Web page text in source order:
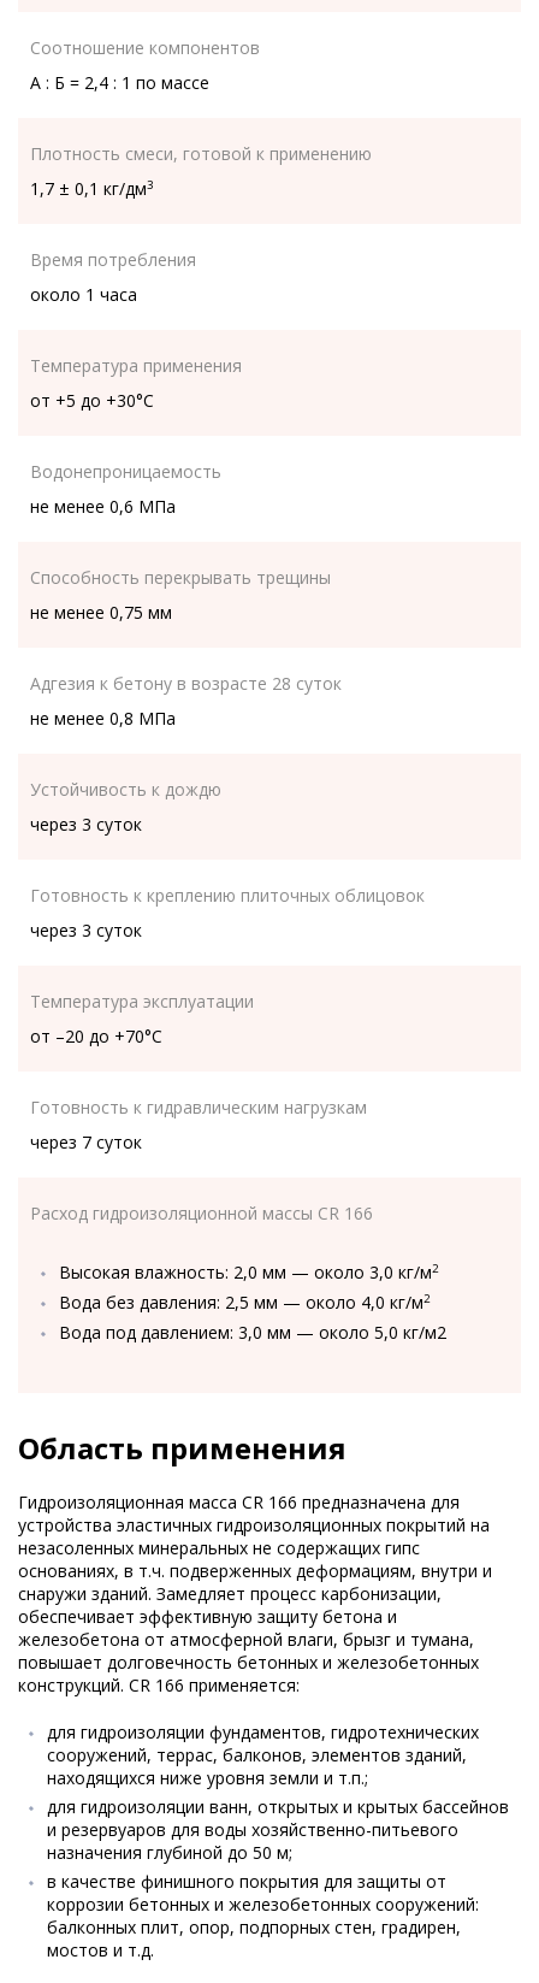
Соотношение компонентов
А : Б = 2,4 : 1 по массе
Плотность смеси, готовой к применению
1,7 ± 0,1 кг/дм3
Время потребления
около 1 часа
Температура применения
от +5 до +30°C
Водонепроницаемость
не менее 0,6 МПа
Способность перекрывать трещины
не менее 0,75 мм
Адгезия к бетону в возрасте 28 суток
не менее 0,8 МПа
Устойчивость к дождю
через 3 суток
Готовность к креплению плиточных облицовок
через 3 суток
Температура эксплуатации
от –20 до +70°C
Готовность к гидравлическим нагрузкам
через 7 суток
Расход гидроизоляционной массы CR 166
Высокая влажность: 2,0 мм — около 3,0 кг/м2
Вода без давления: 2,5 мм — около 4,0 кг/м2
Вода под давлением: 3,0 мм — около 5,0 кг/м2
Область применения
Гидроизоляционная масса CR 166 предназначена для
устройства эластичных гидроизоляционных покрытий на
незасоленных минеральных не содержащих гипс
основаниях, в т.ч. подверженных деформациям, внутри и
снаружи зданий. Замедляет процесс карбонизации,
обеспечивает эффективную защиту бетона и
железобетона от атмосферной влаги, брызг и тумана,
повышает долговечность бетонных и железобетонных
конструкций. CR 166 применяется:
для гидроизоляции фундаментов, гидротехнических
сооружений, террас, балконов, элементов зданий,
находящихся ниже уровня земли и т.п.;
для гидроизоляции ванн, открытых и крытых бассейнов
и резервуаров для воды хозяйственно-питьевого
назначения глубиной до 50 м;
в качестве финишного покрытия для защиты от
коррозии бетонных и железобетонных сооружений:
балконных плит, опор, подпорных стен, градирен,
мостов и т.д.